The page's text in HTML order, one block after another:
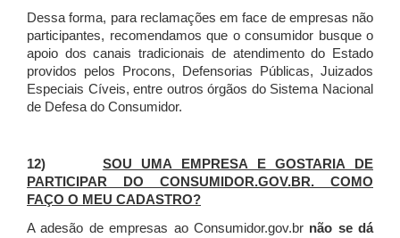
Dessa forma, para reclamações em face de empresas não
participantes, recomendamos que o consumidor busque o
apoio dos canais tradicionais de atendimento do Estado
providos pelos Procons, Defensorias Públicas, Juizados
Especiais Cíveis, entre outros órgãos do Sistema Nacional
de Defesa do Consumidor.
12) SOU UMA EMPRESA E GOSTARIA DE
PARTICIPAR DO CONSUMIDOR.GOV.BR. COMO
FAÇO O MEU CADASTRO?
A adesão de empresas ao Consumidor.gov.br não se dá